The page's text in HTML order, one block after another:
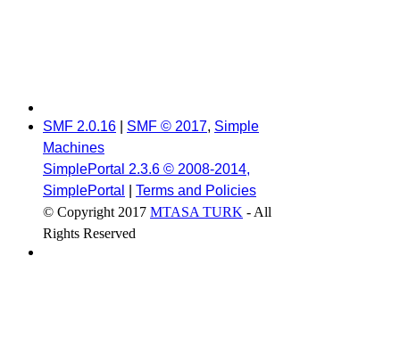
SMF 2.0.16 SMF © 2017, Simple
Machines
SimplePortal 2.3.6 © 2008-2014,
SimplePortal
Terms and Policies
© Copyright 2017 MTASA TURK - All
Rights Reserved